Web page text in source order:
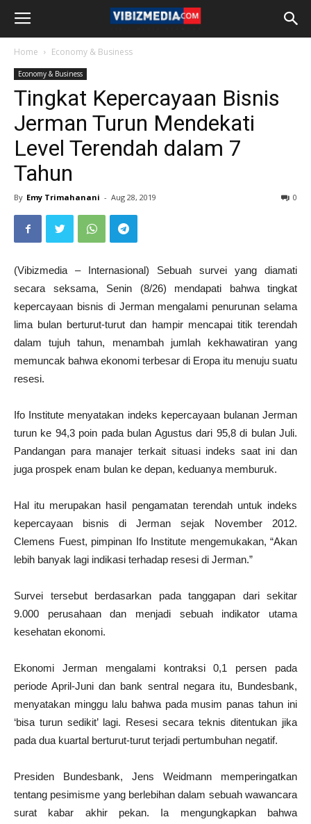
Home Economy & Business
Economy & Business
Tingkat Kepercayaan Bisnis
Jerman Turun Mendekati
Level Terendah dalam 7
Tahun
By Emy Trimahanani - Aug 28, 2019 0
(Vibizmedia – Internasional) Sebuah survei yang diamati
secara seksama, Senin (8/26) mendapati bahwa tingkat
kepercayaan bisnis di Jerman mengalami penurunan selama
lima bulan berturut-turut dan hampir mencapai titik terendah
dalam tujuh tahun, menambah jumlah kekhawatiran yang
memuncak bahwa ekonomi terbesar di Eropa itu menuju suatu
resesi.
Ifo Institute menyatakan indeks kepercayaan bulanan Jerman
turun ke 94,3 poin pada bulan Agustus dari 95,8 di bulan Juli.
Pandangan para manajer terkait situasi indeks saat ini dan
juga prospek enam bulan ke depan, keduanya memburuk.
Hal itu merupakan hasil pengamatan terendah untuk indeks
kepercayaan bisnis di Jerman sejak November 2012.
Clemens Fuest, pimpinan Ifo Institute mengemukakan, “Akan
lebih banyak lagi indikasi terhadap resesi di Jerman.”
Survei tersebut berdasarkan pada tanggapan dari sekitar
9.000 perusahaan dan menjadi sebuah indikator utama
kesehatan ekonomi.
Ekonomi Jerman mengalami kontraksi 0,1 persen pada
periode April-Juni dan bank sentral negara itu, Bundesbank,
menyatakan minggu lalu bahwa pada musim panas tahun ini
‘bisa turun sedikit’ lagi. Resesi secara teknis ditentukan jika
pada dua kuartal berturut-turut terjadi pertumbuhan negatif.
Presiden Bundesbank, Jens Weidmann memperingatkan
tentang pesimisme yang berlebihan dalam sebuah wawancara
surat kabar akhir pekan. Ia mengungkapkan bahwa